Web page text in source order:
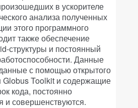
в ускорителе
анализа полученных
этого программного
также обеспечение
структуры и постоянный
Данные
с помощью открытого
Globus Toolkit и содержащие
кода, постоянно
и совершенствуются.